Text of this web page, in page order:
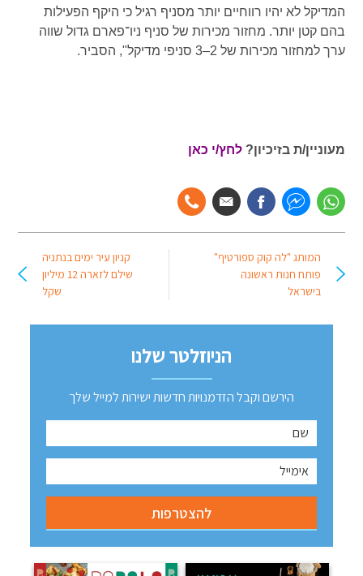
המדיקל לא יהיו רווחיים יותר מסניף רגיל כי היקף הפעילות
בהם קטן יותר. מחזור מכירות של סניף ניו־פארם גדול שווה
ערך למחזור מכירות של 2–3 סניפי מדיקל", הסביר.
מעוניין/ת בזיכיון?לחץ/י כאן
המותג "לה קוק ספורטיף"
פותח חנות ראשונה
בישראל
קניון עיר ימים בנתניה
שילם לזארה 12 מיליון
שקל
הניוזלטר שלנו
הירשם וקבל הזדמנויות חדשות ישירות למייל שלך